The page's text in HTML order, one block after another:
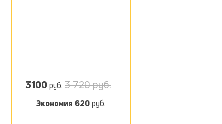
3100 руб.3 720 руб.
Экономия 620руб.